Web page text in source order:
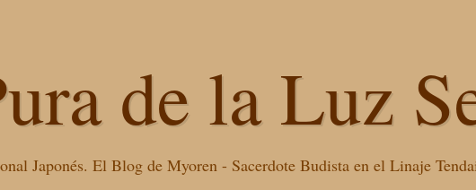
de la Luz
Japonés. El Blog de Myoren - Sacerdote Budista en el Linaje